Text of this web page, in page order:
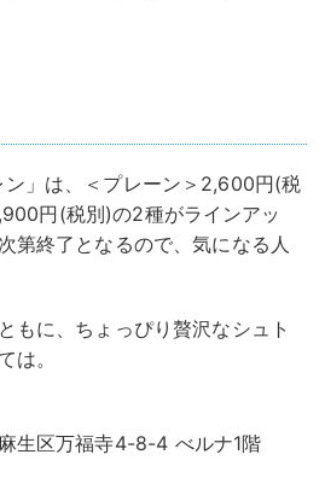
ン」は、＜プレーン＞2,600円(税
円(税別)の2種がラインアッ
第終了となるので、気になる人
もに、ちょっぴり贅沢なシュト
は。
生区万福寺4-8-4 べルナ1階